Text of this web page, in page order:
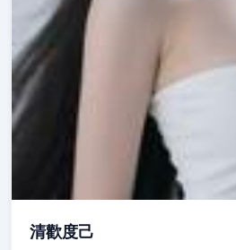
清歡度己